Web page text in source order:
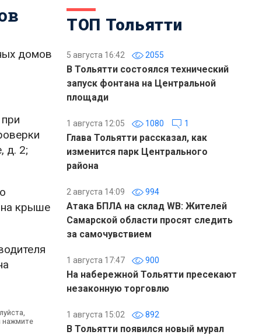
домов
д. 2;
на крыше
нажмите
ТОП Тольятти
5 августа 16:42 2055
В Тольятти состоялся технический
запуск фонтана на Центральной
площади
1 августа 12:05 1080 1
Глава Тольятти рассказал, как
изменится парк Центрального
района
2 августа 14:09 994
Атака БПЛА на склад WB: Жителей
Самарской области просят следить
за самочувствием
1 августа 17:47 900
На набережной Тольятти пресекают
незаконную торговлю
1 августа 15:02 892
В Тольятти появился новый мурал